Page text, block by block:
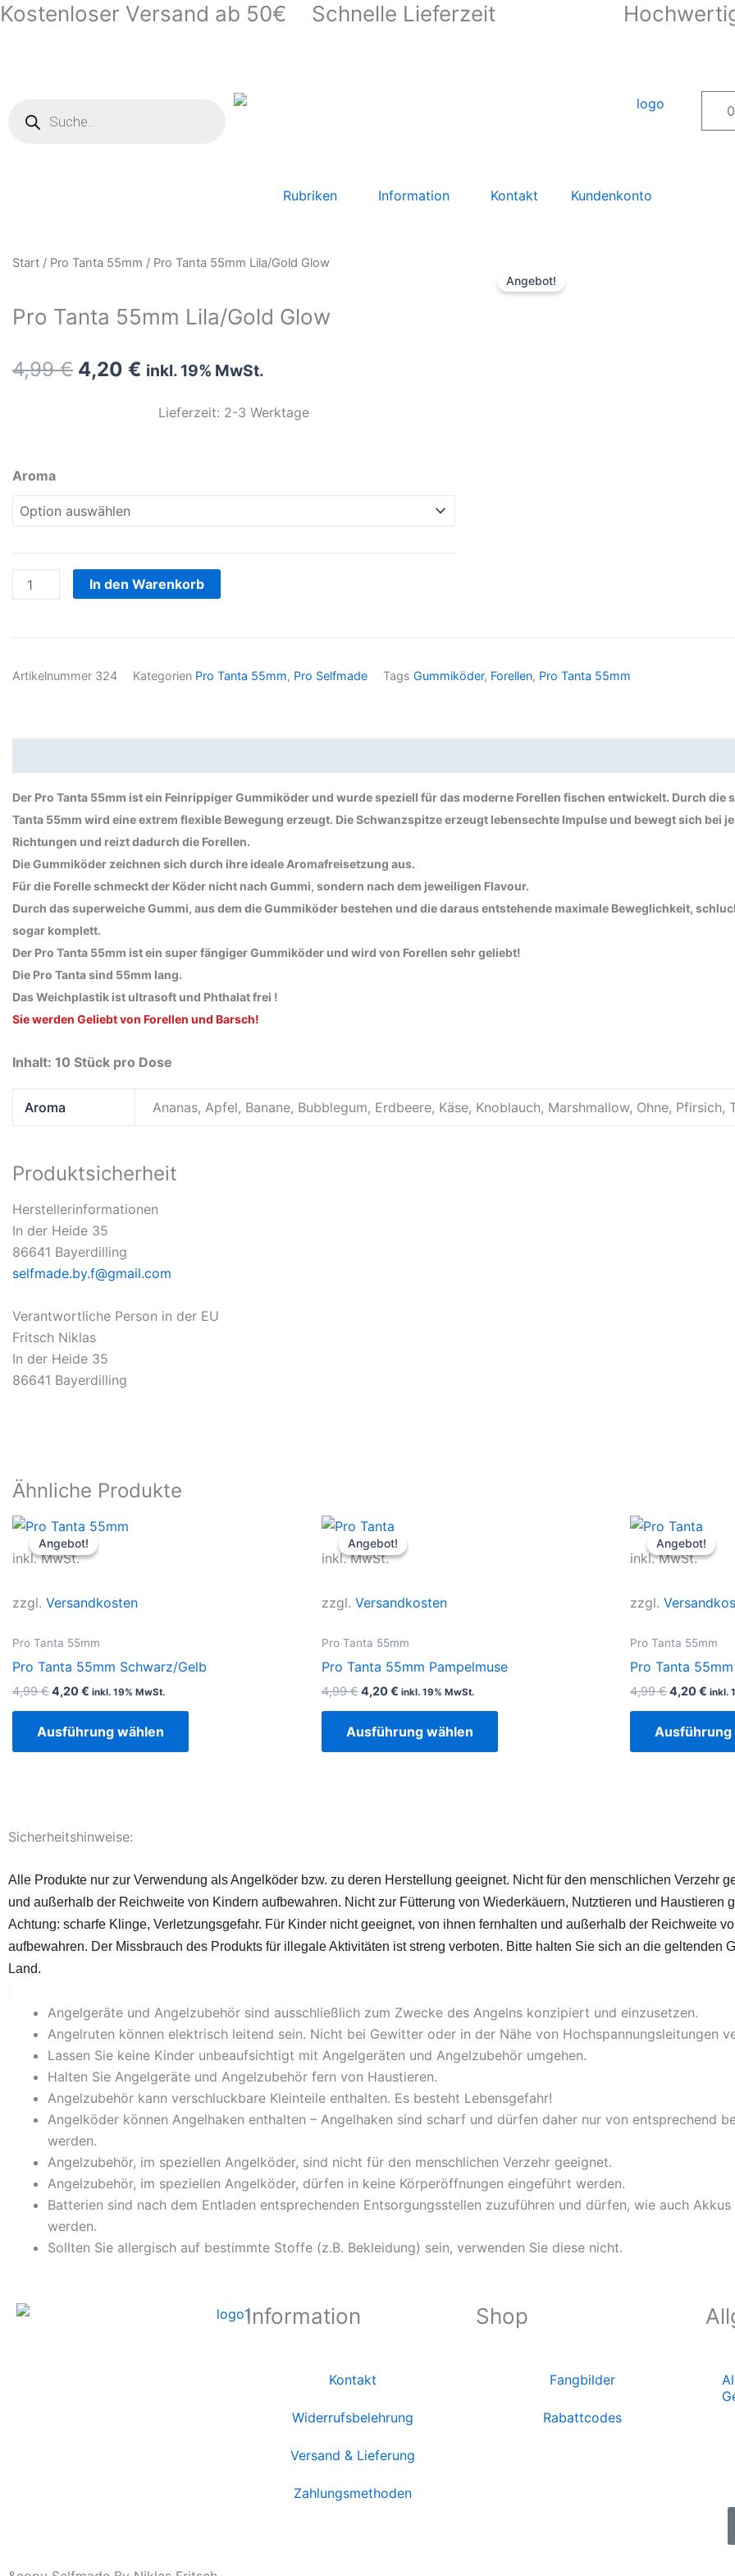
Zum
Kostenloser Versand ab 50€ Schnelle Lieferzeit
Rubriken Information Kontakt Kundenkonto
Start / Pro Tanta 55mm / Pro Tanta 55mm Lila/Gold Glow
Pro Tanta 55mm Lila/Gold Glow
4,99€ Ursprünglicher
4,20 € Aktueller
ist:
inkl. 19% MwSt.
Lieferzeit: 2-3 Werktage
Aroma
Pro
Tanta
55mm
Glow
Menge
In den Warenkorb
Angebot!
Artikelnummer 324 Kategorien Pro Tanta 55mm, Pro Selfmade Tags Gummiköder, Forellen, Pro Tanta 55mm
Der Pro Tanta 55mm ist ein Feinrippiger Gummiköder und wurde speziell für das moderne Forellen fischen entwickelt. Durch die
Tanta 55mm wird eine extrem flexible Bewegung erzeugt. Die Schwanzspitze erzeugt lebensechte Impulse und bewegt sich bei
Richtungen und reizt dadurch die Forellen.
Die Gummiköder zeichnen sich durch ihre ideale Aromafreisetzung aus.
Für die Forelle schmeckt der Köder nicht nach Gummi, sondern nach dem jeweiligen Flavour.
Durch das superweiche Gummi, aus dem die Gummiköder bestehen und die daraus entstehende maximale Beweglichkeit,
sogar komplett.
Der Pro Tanta 55mm ist ein super fängiger Gummiköder und wird von Forellen sehr geliebt!
Die Pro Tanta sind 55mm lang.
Das Weichplastik ist ultrasoft und Phthalat frei !
Sie werden Geliebt von Forellen und Barsch!
Inhalt: 10 Stück pro Dose
Aroma Ananas, Apfel, Banane, Bubblegum, Erdbeere, Käse, Knoblauch, Marshmallow, Ohne, Pfirsich,
Produktsicherheit
Herstellerinformationen
In der Heide 35
86641 Bayerdilling
selfmade.by.f@gmail.com
Verantwortliche Person in der EU
Fritsch Niklas
In der Heide 35
86641 Bayerdilling
Ähnliche Produkte
Angebot!
Angebot!
inkl. MwSt.
zzgl. Versandkosten
Pro Tanta 55mm
Pro Tanta 55mm Schwarz/Gelb
4,99€
Ursprünglicher
Preis
war:
4,99 €
4,20€
Aktueller
Preis
ist:
inkl. 19% MwSt.
Ausführung wählen
Optionen
auf
Angebot!
Angebot!
inkl. MwSt.
zzgl. Versandkosten
Pro Tanta 55mm
Pro Tanta 55mm Pampelmuse
4,99€
Ursprünglicher
Preis
war:
4,99 €
4,20€
ist:
inkl. 19% MwSt.
Ausführung wählen
Optionen
auf
Angebot!
Angebot!
inkl. MwSt.
zzgl.
Pro Tanta 55mm
Pro Tanta
4,99€
Preis
war:
4,99 €
4,20€
ist:
inkl.
Ausführung
Sicherheitshinweise:
Alle Produkte nur zur Verwendung als Angelköder bzw. zu deren Herstellung geeignet. Nicht für den menschlichen Verzehr
und außerhalb der Reichweite von Kindern aufbewahren. Nicht zur Fütterung von Wiederkäuern, Nutztieren und Haustieren
Achtung: scharfe Klinge, Verletzungsgefahr. Für Kinder nicht geeignet, von ihnen fernhalten und außerhalb der Reichweite
aufbewahren. Der Missbrauch des Produkts für illegale Aktivitäten ist streng verboten. Bitte halten Sie sich an die geltenden
Land.
Angelgeräte und Angelzubehör sind ausschließlich zum Zwecke des Angelns konzipiert und einzusetzen.
Angelruten können elektrisch leitend sein. Nicht bei Gewitter oder in der Nähe von Hochspannungsleitungen
Lassen Sie keine Kinder unbeaufsichtigt mit Angelgeräten und Angelzubehör umgehen.
Halten Sie Angelgeräte und Angelzubehör fern von Haustieren.
Angelzubehör kann verschluckbare Kleinteile enthalten. Es besteht Lebensgefahr!
Angelköder können Angelhaken enthalten – Angelhaken sind scharf und dürfen daher nur von entsprechend
werden.
Angelzubehör, im speziellen Angelköder, sind nicht für den menschlichen Verzehr geeignet.
Angelzubehör, im speziellen Angelköder, dürfen in keine Körperöffnungen eingeführt werden.
Batterien sind nach dem Entladen entsprechenden Entsorgungsstellen zuzuführen und dürfen, wie auch
werden.
Sollten Sie allergisch auf bestimmte Stoffe (z.B. Bekleidung) sein, verwenden Sie diese nicht.
Information
Kontakt
Widerrufsbelehrung
Versand & Lieferung
Zahlungsmethoden
Shop
Fangbilder
Rabattcodes